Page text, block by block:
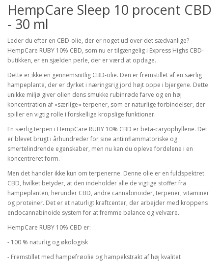
HempCare Sleep 10 procent CBD
- 30 ml
Leder du efter en CBD-olie, der er noget ud over det sædvanlige?
HempCare RUBY 10% CBD, som nu er tilgængelig i Express Highs CBD-
butikken, er en sjælden perle, der er værd at opdage.
Dette er ikke en gennemsnitlig CBD-olie. Den er fremstillet af en særlig
hampeplante, der er dyrket i næringsrig jord højt oppe i bjergene. Dette
unikke miljø giver olien dens smukke rubinrøde farve og en høj
koncentration af »særlige« terpener, som er naturlige forbindelser, der
spiller en vigtig rolle i forskellige kropslige funktioner.
En særlig terpen i HempCare RUBY 10% CBD er beta-caryophyllene. Det
er blevet brugt i århundreder for sine antiinflammatoriske og
smertelindrende egenskaber, men nu kan du opleve fordelene i en
koncentreret form.
Men det handler ikke kun om terpenerne. Denne olie er en fuldspektret
CBD, hvilket betyder, at den indeholder alle de vigtige stoffer fra
hampeplanten, herunder CBD, andre cannabinoider, terpener, vitaminer
og proteiner. Det er et naturligt kraftcenter, der arbejder med kroppens
endocannabinoide system for at fremme balance og velvære.
HempCare RUBY 10% CBD er:
- 100 % naturlig og økologisk
- Fremstillet med hampefrøolie og hampekstrakt af høj kvalitet